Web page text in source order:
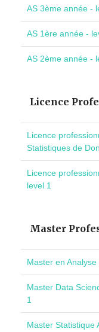
AS 3ème année -
AS 1ère année -
AS 2ème année -
Licence
Licence
Statistiques de
Licence
level 1
Master
Master en
Master Data
1
Master Statistique